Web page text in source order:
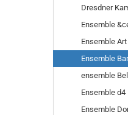
Dresdner
Ensemble
Ensemble Art
Ensemble
ensemble
Ensemble d4
Ensemble